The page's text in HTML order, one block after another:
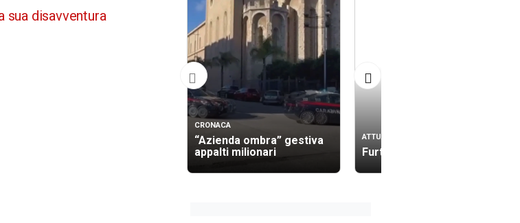
sua disavventura
CRONACA
“Azienda ombra” gestiva
appalti milionari
ATTUALITÀ
Furti nei fondi agricoli